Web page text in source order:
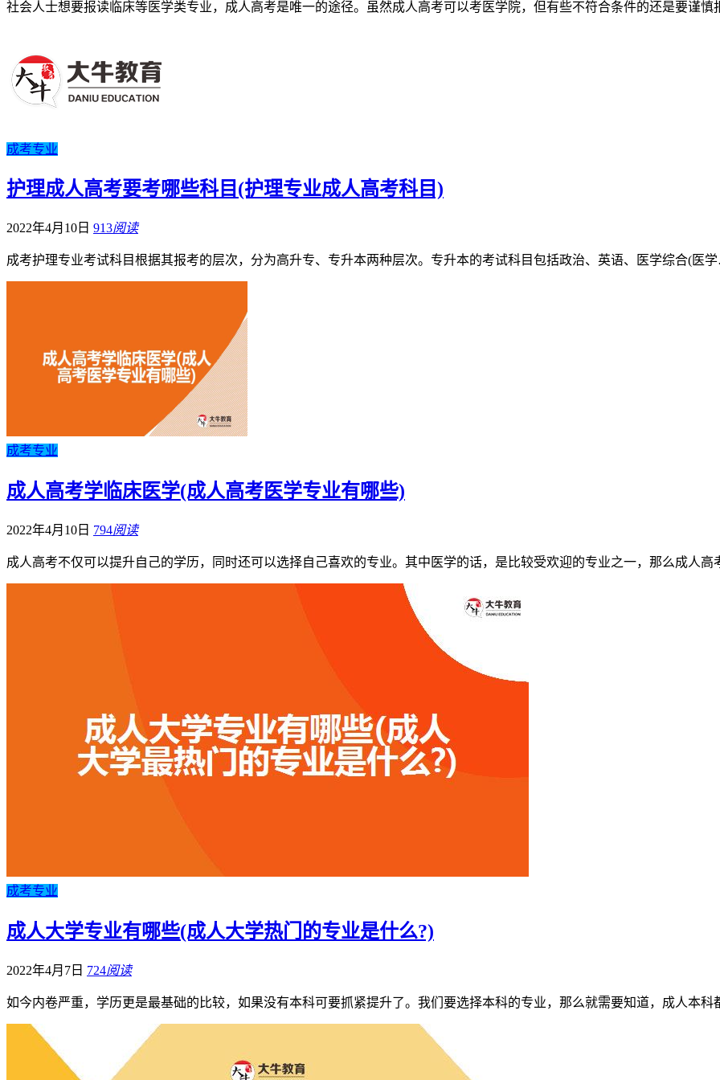
社会人士想要报读临床等医学类专业，成人高考是唯一的途径。虽然成人高考可以考医学院，但有些不符合条件的还是要谨
成考专业
护理成人高考要考哪些科目(护理专业成人高考科目)
2022年4月10日 913阅读
成考护理专业考试科目根据其报考的层次，分为高升专、专升本两种层次。专升本的考试科目包括政治、英语、医学综合(医
成考专业
成人高考学临床医学(成人高考医学专业有哪些)
2022年4月10日 794阅读
成人高考不仅可以提升自己的学历，同时还可以选择自己喜欢的专业。其中医学的话，是比较受欢迎的专业之一，那么成人
成考专业
成人大学专业有哪些(成人大学热门的专业是什么?)
2022年4月7日 724阅读
如今内卷严重，学历更是最基础的比较，如果没有本科可要抓紧提升了。我们要选择本科的专业，那么就需要知道，成人本